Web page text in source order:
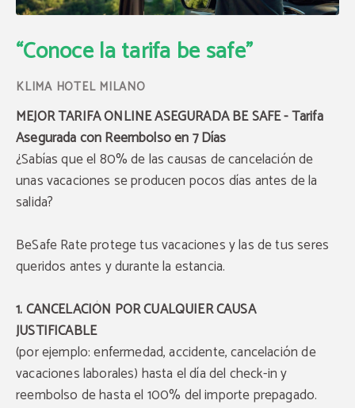
“Conoce la tarifa be safe"
MEJOR TARIFA ONLINE ASEGURADA BE SAFE - Tarifa
Asegurada con Reembolso en 7 Días
¿Sabías que el 80% de las causas de cancelación de
unas vacaciones se producen pocos días antes de la
salida?
BeSafe Rate protege tus vacaciones y las de tus seres
queridos antes y durante la estancia.
1. CANCELACIÓN POR CUALQUIER CAUSA
JUSTIFICABLE
(por ejemplo: enfermedad, accidente, cancelación de
vacaciones laborales) hasta el día del check-in y
reembolso de hasta el 100% del importe prepagado.